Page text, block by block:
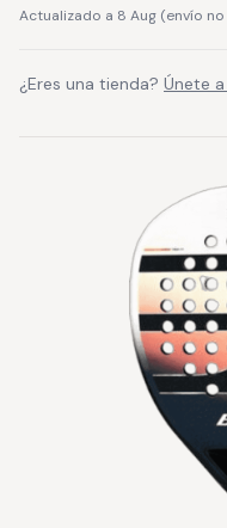
Actualizado a 8 Aug (envío
¿Eres una tienda? Únete